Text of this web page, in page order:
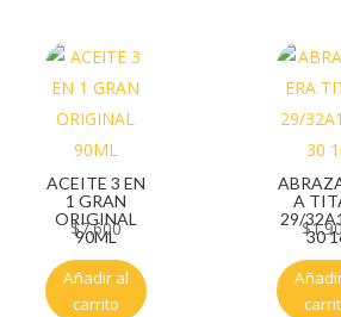
ACEITE 3 EN
1 GRAN
ORIGINAL
90ML
$7.600
Añadir al
carrito
A
29/
30
$